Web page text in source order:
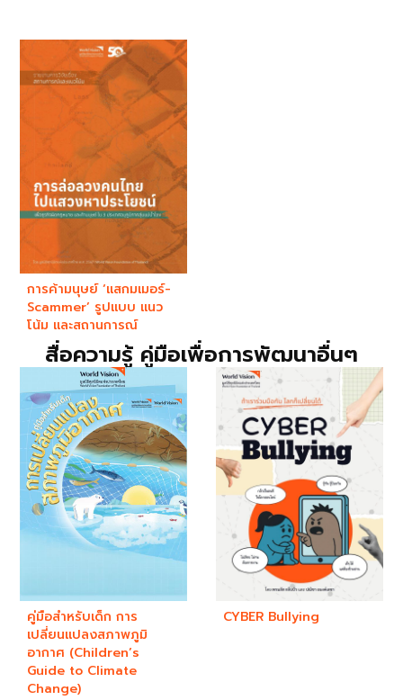
การค้ามนุษย์ ‘แสกมเมอร์-
Scammer’ รูปแบบ แนว
โน้ม และสถานการณ์
สื่อความรู้ คู่มือเพื่อการพัฒนาอื่นๆ
คู่มือสำหรับเด็ก การ
เปลี่ยนแปลงสภาพภูมิ
อากาศ (Children’s
Guide to Climate
Change)
CYBER Bullying